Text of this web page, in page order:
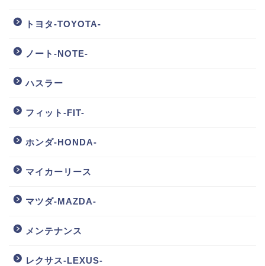
トヨタ-TOYOTA-
ノート-NOTE-
ハスラー
フィット-FIT-
ホンダ-HONDA-
マイカーリース
マツダ-MAZDA-
メンテナンス
レクサス-LEXUS-